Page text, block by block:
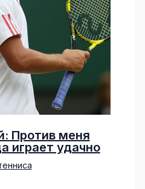
Против меня
играет удачно